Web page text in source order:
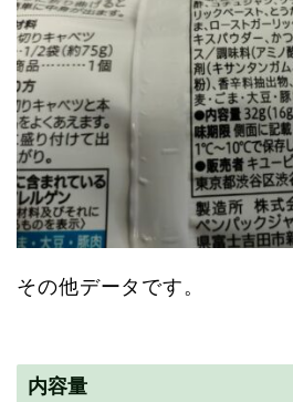
その他データです。
内容量